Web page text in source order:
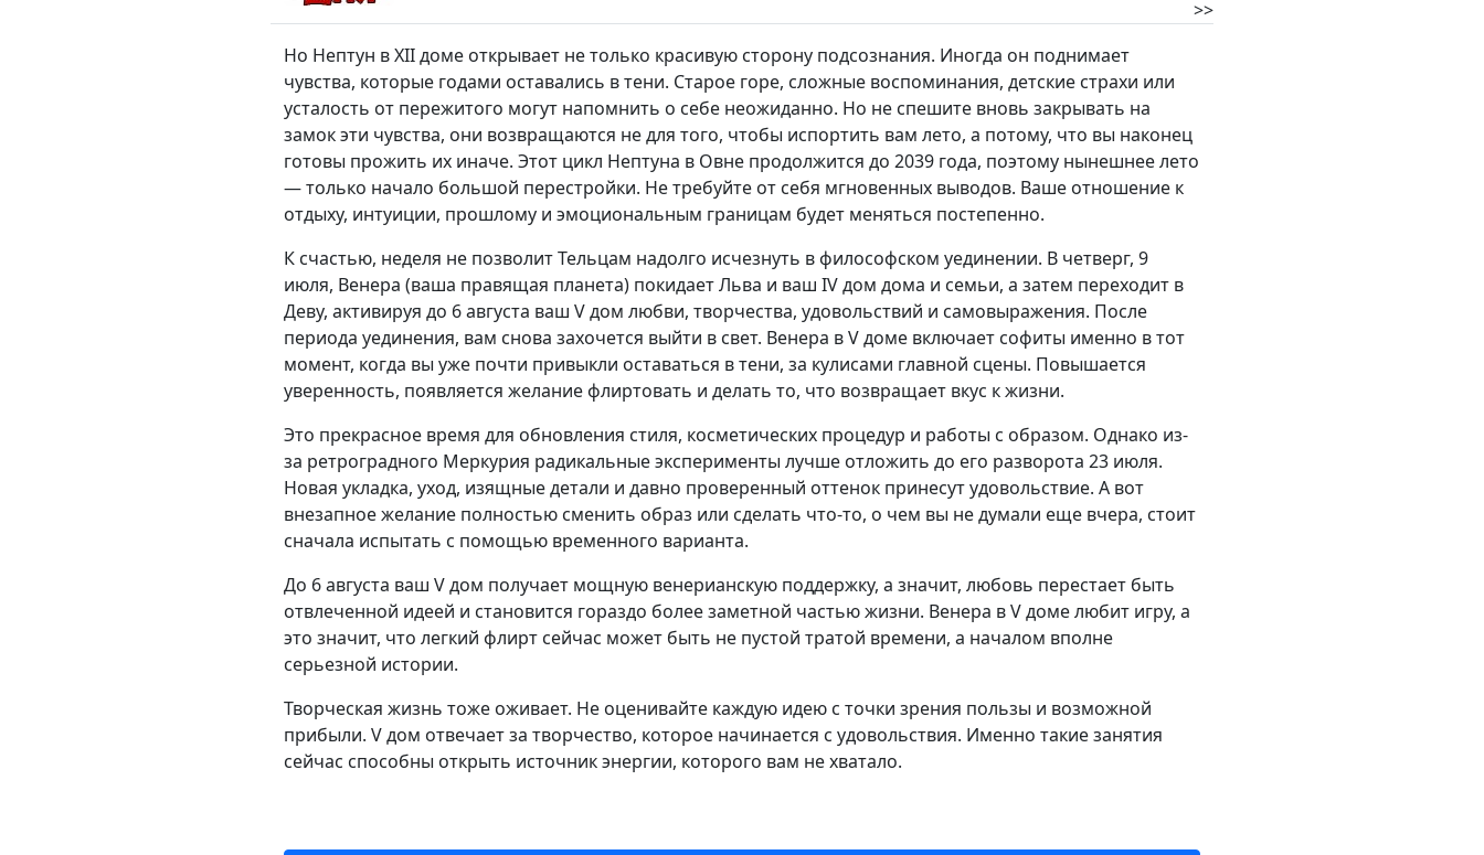
>>
Но Нептун в XII доме открывает не только красивую сторону подсознания. Иногда он поднимает
чувства, которые годами оставались в тени. Старое горе, сложные воспоминания, детские страхи или
усталость от пережитого могут напомнить о себе неожиданно. Но не спешите вновь закрывать на
замок эти чувства, они возвращаются не для того, чтобы испортить вам лето, а потому, что вы наконец
готовы прожить их иначе. Этот цикл Нептуна в Овне продолжится до 2039 года, поэтому нынешнее лето
— только начало большой перестройки. Не требуйте от себя мгновенных выводов. Ваше отношение к
отдыху, интуиции, прошлому и эмоциональным границам будет меняться постепенно.
К счастью, неделя не позволит Тельцам надолго исчезнуть в философском уединении. В четверг, 9
июля, Венера (ваша правящая планета) покидает Льва и ваш IV дом дома и семьи, а затем переходит в
Деву, активируя до 6 августа ваш V дом любви, творчества, удовольствий и самовыражения. После
периода уединения, вам снова захочется выйти в свет. Венера в V доме включает софиты именно в тот
момент, когда вы уже почти привыкли оставаться в тени, за кулисами главной сцены. Повышается
уверенность, появляется желание флиртовать и делать то, что возвращает вкус к жизни.
Это прекрасное время для обновления стиля, косметических процедур и работы с образом. Однако из-
за ретроградного Меркурия радикальные эксперименты лучше отложить до его разворота 23 июля.
Новая укладка, уход, изящные детали и давно проверенный оттенок принесут удовольствие. А вот
внезапное желание полностью сменить образ или сделать что-то, о чем вы не думали еще вчера, стоит
сначала испытать с помощью временного варианта.
До 6 августа ваш V дом получает мощную венерианскую поддержку, а значит, любовь перестает быть
отвлеченной идеей и становится гораздо более заметной частью жизни. Венера в V доме любит игру, а
это значит, что легкий флирт сейчас может быть не пустой тратой времени, а началом вполне
серьезной истории.
Творческая жизнь тоже оживает. Не оценивайте каждую идею с точки зрения пользы и возможной
прибыли. V дом отвечает за творчество, которое начинается с удовольствия. Именно такие занятия
сейчас способны открыть источник энергии, которого вам не хватало.